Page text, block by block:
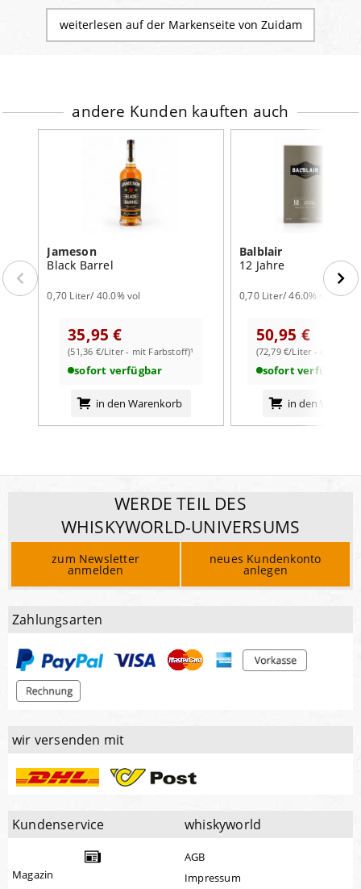
weiterlesen auf der Markenseite von Zuidam
andere Kunden kauften auch
Jameson
Black Barrel
0,70 Liter/ 40.0% vol
35,95 €
(51,36 €/Liter - mit Farbstoff)¹
sofort verfügbar
in den Warenkorb
Balblair
12 Jahre
0,70 Liter/ 46.0% vol
50,95 €
(72,79 €/Liter - ohne
sofort verfügbar
in den
WERDE TEIL DES
WHISKYWORLD-UNIVERSUMS
zum Newsletter
anmelden
neues Kundenkonto
anlegen
Zahlungsarten
wir versenden mit
Kundenservice
Magazin
whiskyworld
AGB
Impressum